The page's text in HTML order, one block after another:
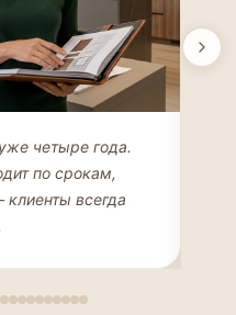
четыре года.
по срокам,
клиенты всегда